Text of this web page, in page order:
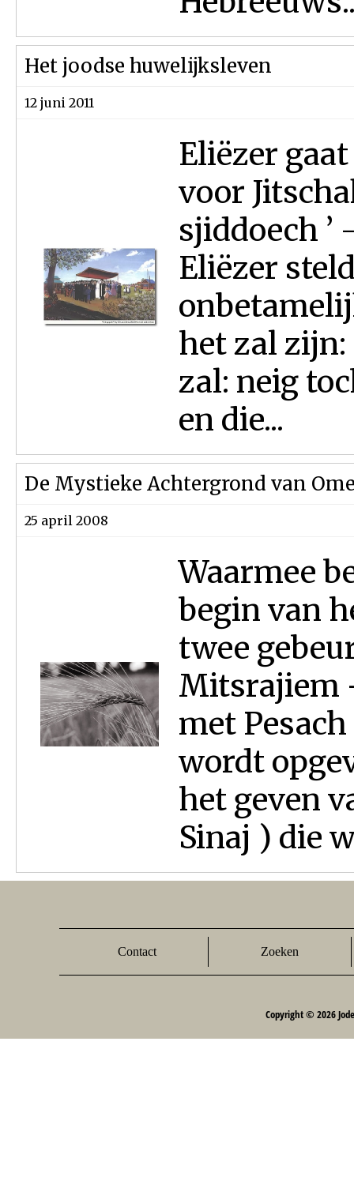
Het joodse huwelijksleven
12 juni 2011
Eliëzer
voor
sjiddoech
Eliëzer
het zal
zal: neig
en die...
De Mystieke Achtergrond van
25 april 2008
Waarmee
begin van
twee
Mitsrajiem
met
wordt
het geven
Sinaj ) die
Contact Zoeken
Copyright © 2026